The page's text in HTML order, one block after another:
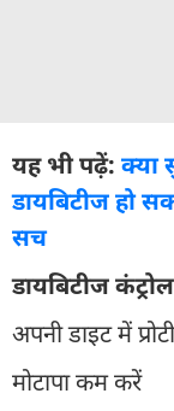
यह भी पढ़ें: क्या
डायबिटीज हो
सच
डायबिटीज
अपनी डाइट में
मोटापा कम करें